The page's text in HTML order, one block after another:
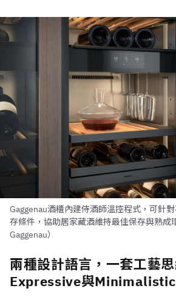
Gaggenau酒櫃內建侍酒師溫控程式，可針
存條件，協助居家藏酒維持最佳保存與熟成
Gaggenau）
兩種設計語言，一套工藝思
Expressive與Minimalistic